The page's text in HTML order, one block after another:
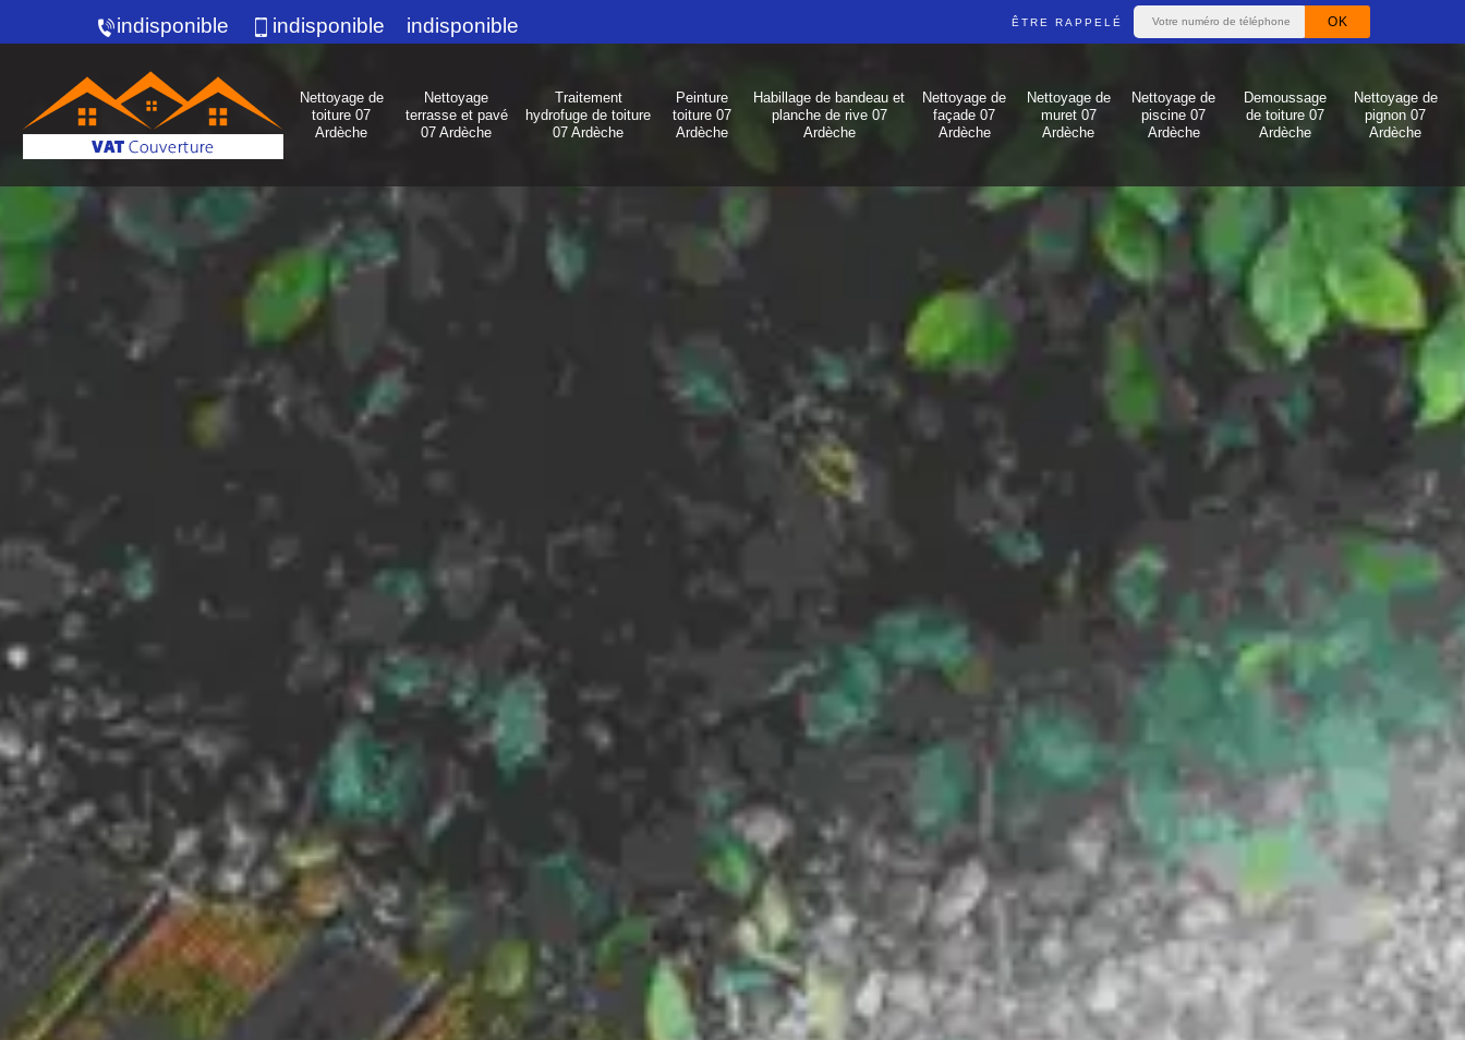
indisponible indisponible indisponible ÊTRE RAPPELÉ
Nettoyage de
toiture 07
Ardèche
Nettoyage
terrasse et pavé
07 Ardèche
Traitement
hydrofuge de toiture
07 Ardèche
Peinture
toiture 07
Ardèche
Habillage de bandeau et
planche de rive 07
Ardèche
Nettoyage de
façade 07
Ardèche
Nettoyage de
muret 07
Ardèche
Nettoyage de
piscine 07
Ardèche
Demoussage
de toiture 07
Ardèche
Nettoyage de
pignon 07
Ardèche